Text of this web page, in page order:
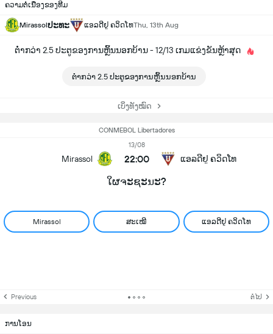
ຄວາມຕໍ່ເນື່ອງຂອງທີມ
Mirassolປະທະ ແອລດີຢູ ຄວິດໂທThu, 13th Aug
ຕ່ຳກວ່າ 2.5 ປະຕູຂອງການຫຼິ້ນນອກບ້ານ - 12/13 ເກມແຂ່ງຂັນຫຼ້າສຸດ
ຕ່ຳກວ່າ 2.5 ປະຕູຂອງການຫຼິ້ນນອກບ້ານ
ເບິ່ງທັງໝົດ
CONMEBOL Libertadores
Mirassol
13/08
22:00 ແອລດີຢູ ຄວິດໂທ
ໃຜຈະຊະນະ?
Mirassol ສະເໝີ ແອລດີຢູ ຄວິດໂທ
Previous ຕໍ່ໄປ
ການໂອນ